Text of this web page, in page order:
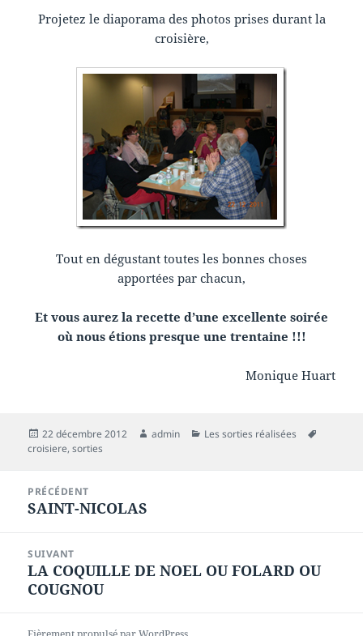
Projetez le diaporama des photos prises durant la
croisière,
Tout en dégustant toutes les bonnes choses
apportées par chacun,
Et vous aurez la recette d’une excellente soirée
où nous étions presque une trentaine !!!
Monique Huart
Publié
le
22 décembre 2012 Auteur
admin Catégories
Les sorties réalisées
croisiere,sorties
l’article
PRÉCÉDENT
Article
SAINT-NICOLAS
SUIVANT
Article
suivant :
LA COQUILLE DE NOEL OU FOLARD OU
COUGNOU